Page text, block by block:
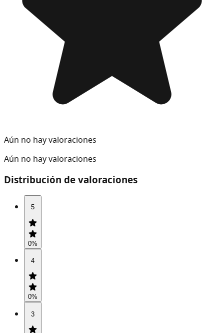
Aún no hay valoraciones
Aún no hay valoraciones
Distribución de valoraciones
5
0%
4
0%
3